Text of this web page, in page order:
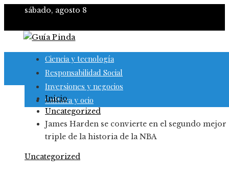
sábado, agosto 8
Ciencia y tecnología
Responsabilidad Social
Inversiones y negocios
Cultura y ocio
Inicio
Uncategorized
James Harden se convierte en el segundo mejor
triple de la historia de la NBA
Uncategorized